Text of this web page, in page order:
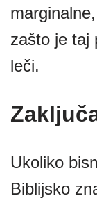
zašto je taj
leči.
Ukoliko
Biblijsko